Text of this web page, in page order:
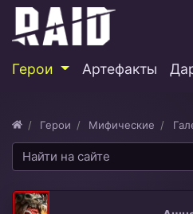
Герои Артефакты
Герои Мифические